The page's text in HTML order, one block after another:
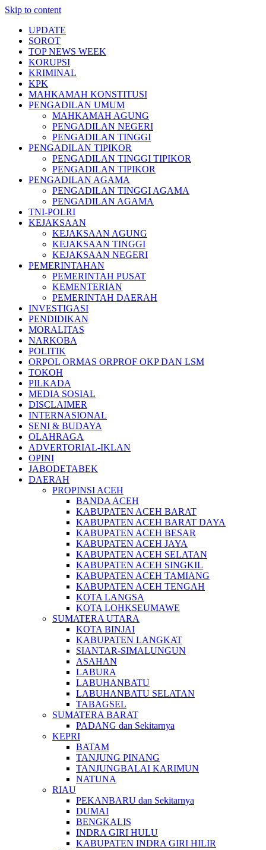
Skip to content
UPDATE
SOROT
TOP NEWS WEEK
KORUPSI
KRIMINAL
KPK
MAHKAMAH KONSTITUSI
PENGADILAN UMUM
MAHKAMAH AGUNG
PENGADILAN NEGERI
PENGADILAN TINGGI
PENGADILAN TIPIKOR
PENGADILAN TINGGI TIPIKOR
PENGADILAN TIPIKOR
PENGADILAN AGAMA
PENGADILAN TINGGI AGAMA
PENGADILAN AGAMA
TNI-POLRI
KEJAKSAAN
KEJAKSAAN AGUNG
KEJAKSAAN TINGGI
KEJAKSAAN NEGERI
PEMERINTAHAN
PEMERINTAH PUSAT
KEMENTERIAN
PEMERINTAH DAERAH
INVESTIGASI
PENDIDIKAN
MORALITAS
NARKOBA
POLITIK
ORPOL ORMAS ORPROF OKP DAN LSM
TOKOH
PILKADA
MEDIA SOSIAL
DISCLAIMER
INTERNASIONAL
SENI & BUDAYA
OLAHRAGA
ADVERTORIAL-IKLAN
OPINI
JABODETABEK
DAERAH
PROPINSI ACEH
BANDA ACEH
KABUPATEN ACEH BARAT
KABUPATEN ACEH BARAT DAYA
KABUPATEN ACEH BESAR
KABUPATEN ACEH JAYA
KABUPATEN ACEH SELATAN
KABUPATEN ACEH SINGKIL
KABUPATEN ACEH TAMIANG
KABUPATEN ACEH TENGAH
KOTA LANGSA
KOTA LOHKSEUMAWE
SUMATERA UTARA
KOTA BINJAI
KABUPATEN LANGKAT
SIANTAR-SIMALUNGUN
ASAHAN
LABURA
LABUHANBATU
LABUHANBATU SELATAN
TABAGSEL
SUMATERA BARAT
PADANG dan Sekitarnya
KEPRI
BATAM
TANJUNG PINANG
TANJUNGBALAI KARIMUN
NATUNA
RIAU
PEKANBARU dan Sekitarnya
DUMAI
BENGKALIS
INDRA GIRI HULU
KABUPATEN INDRA GIRI HILIR